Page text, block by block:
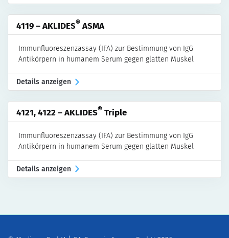
4119 – AKLIDES® ASMA
Immunfluoreszenzassay (IFA) zur Bestimmung von IgG
Antikörpern in humanem Serum gegen glatten Muskel
Details anzeigen
4121, 4122 – AKLIDES® Triple
Immunfluoreszenzassay (IFA) zur Bestimmung von IgG
Antikörpern in humanem Serum gegen glatten Muskel
Details anzeigen